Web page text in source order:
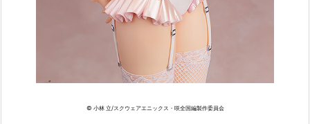
© 小林 立/スクウェアエニックス・咲全国編製作委員会